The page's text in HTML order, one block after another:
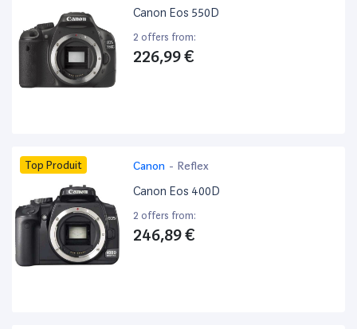
Canon Eos 550D
2 offers from:
226,99 €
Top Produit Canon - Reflex
Canon Eos 400D
2 offers from:
246,89 €